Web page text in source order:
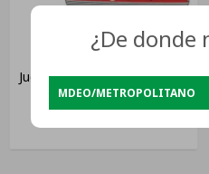
Juego De Cubiertos Metálico
Punktal Ariete Ar-420 24
Piezas Plateado
¿De donde
MDEO/METROPOLITANO